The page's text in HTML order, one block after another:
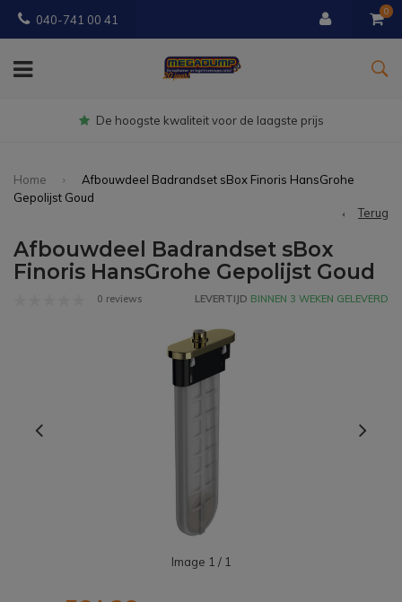
040-741 00 41
0
kwaliteit voor de laagste prijs
Home
Afbouwdeel Badrandset sBox Finoris HansGrohe
Gepolijst Goud
Terug
Afbouwdeel Badrandset sBox
Finoris HansGrohe Gepolijst Goud
0 reviews LEVERTIJD BINNEN 3 WEKEN GELEVERD
Image 1 / 1